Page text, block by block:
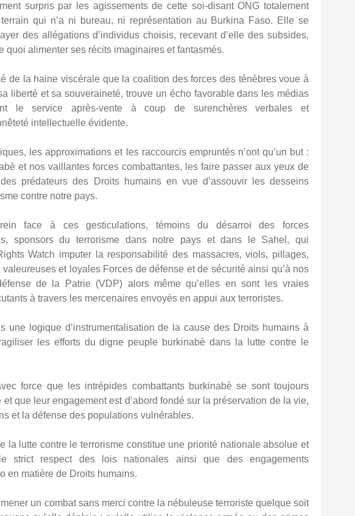
surpris par les agissements de cette soi-disant ONG totalement
qui n’a ni bureau, ni représentation au Burkina Faso. Elle se
des allégations d’individus choisis, recevant d’elle des subsides,
quoi alimenter ses récits imaginaires et fantasmés.
de la haine viscérale que la coalition des forces des ténèbres voue à
liberté et sa souveraineté, trouve un écho favorable dans les médias
le service après-vente à coup de surenchères verbales et
intellectuelle évidente.
les approximations et les raccourcis empruntés n’ont qu’un but :
et nos vaillantes forces combattantes, les faire passer aux yeux de
des prédateurs des Droits humains en vue d’assouvir les desseins
contre notre pays.
face à ces gesticulations, témoins du désarroi des forces
sponsors du terrorisme dans notre pays et dans le Sahel, qui
Watch imputer la responsabilité des massacres, viols, pillages,
et loyales Forces de défense et de sécurité ainsi qu’à nos
de la Patrie (VDP) alors même qu’elles en sont les vraies
à travers les mercenaires envoyés en appui aux terroristes.
une logique d’instrumentalisation de la cause des Droits humains à
les efforts du digne peuple burkinabè dans la lutte contre le
force que les intrépides combattants burkinabè se sont toujours
que leur engagement est d’abord fondé sur la préservation de la vie,
et la défense des populations vulnérables.
la lutte contre le terrorisme constitue une priorité nationale absolue et
strict respect des lois nationales ainsi que des engagements
en matière de Droits humains.
mener un combat sans merci contre la nébuleuse terroriste quelque soit